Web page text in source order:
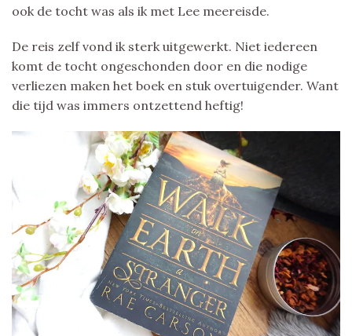
ook de tocht was als ik met Lee meereisde.
De reis zelf vond ik sterk uitgewerkt. Niet iedereen
komt de tocht ongeschonden door en die nodige
verliezen maken het boek en stuk overtuigender. Want
die tijd was immers ontzettend heftig!